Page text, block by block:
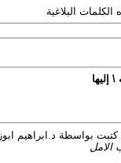
البلاغية
إليها
بواسطة د.ابراهيم ابوزيد
الامل